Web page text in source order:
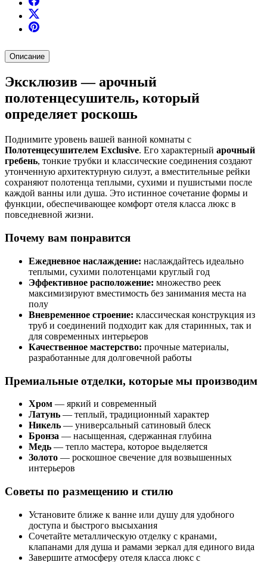
Описание
Эксклюзив — арочный
полотенцесушитель, который
определяет роскошь
Поднимите уровень вашей ванной комнаты с
Полотенцесушителем Exclusive. Его характерный арочный
гребень, тонкие трубки и классические соединения создают
утонченную архитектурную силуэт, а вместительные рейки
сохраняют полотенца теплыми, сухими и пушистыми после
каждой ванны или душа. Это истинное сочетание формы и
функции, обеспечивающее комфорт отеля класса люкс в
повседневной жизни.
Почему вам понравится
Ежедневное наслаждение: наслаждайтесь идеально
теплыми, сухими полотенцами круглый год
Эффективное расположение: множество реек
максимизируют вместимость без занимания места на
полу
Вневременное строение: классическая конструкция из
труб и соединений подходит как для старинных, так и
для современных интерьеров
Качественное мастерство: прочные материалы,
разработанные для долговечной работы
Премиальные отделки, которые мы производим
Хром — яркий и современный
Латунь — теплый, традиционный характер
Никель — универсальный сатиновый блеск
Бронза — насыщенная, сдержанная глубина
Медь — тепло мастера, которое выделяется
Золото — роскошное свечение для возвышенных
интерьеров
Советы по размещению и стилю
Установите ближе к ванне или душу для удобного
доступа и быстрого высыхания
Сочетайте металлическую отделку с кранами,
клапанами для душа и рамами зеркал для единого вида
Завершите атмосферу отеля класса люкс с